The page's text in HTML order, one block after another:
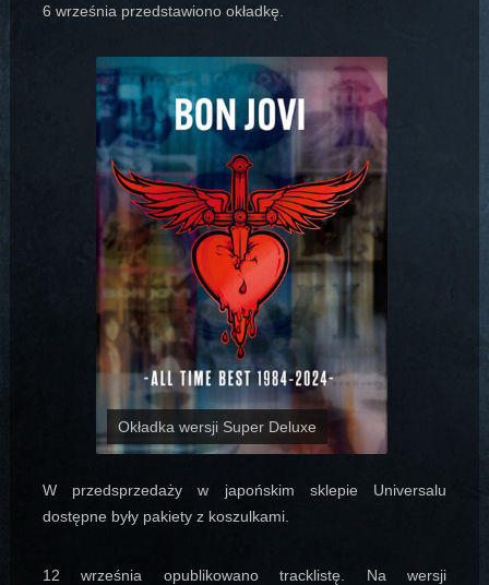
6 września przedstawiono okładkę.
Okładka wersji Super Deluxe
W przedsprzedaży w japońskim sklepie Universalu
dostępne były pakiety z koszulkami.
12 września opublikowano tracklistę. Na wersji